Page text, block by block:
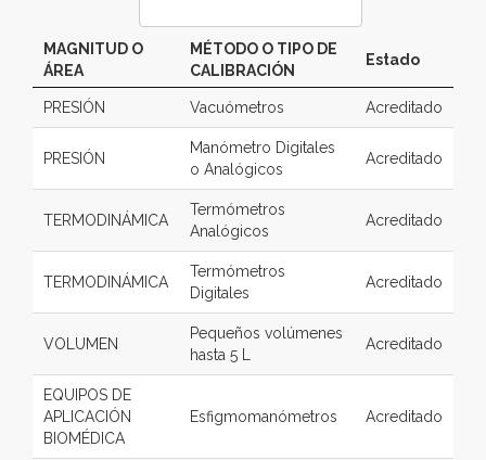
MAGNITUD O
ÁREA
MÉTODO O TIPO DE
CALIBRACIÓN
Estado
PRESIÓN Vacuómetros Acreditado
PRESIÓN
Manómetro Digitales
o Analógicos
Acreditado
TERMODINÁMICA
Termómetros
Analógicos
Acreditado
TERMODINÁMICA
Termómetros
Digitales
Acreditado
VOLUMEN
Pequeños volúmenes
hasta 5 L
Acreditado
EQUIPOS DE
APLICACIÓN
BIOMÉDICA
Esfigmomanómetros Acreditado